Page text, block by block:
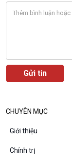
CHUYÊN MỤC
Giới thiệu
Chính trị